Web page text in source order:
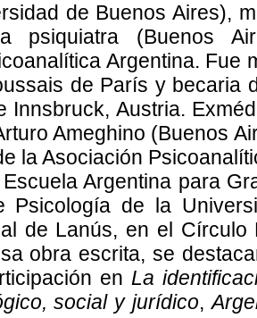
de Buenos Aires),
psiquiatra (Buenos
Argentina. Fue
de París y becaria
Innsbruck, Austria.
Ameghino (Buenos
la Asociación
Argentina para
Psicología de la
de Lanús, en el Círculo
obra escrita, se
en La
social y jurídico,